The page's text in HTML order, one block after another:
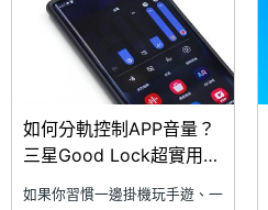
如何分軌控制APP音量？
三星Good Lock超實用技
如果你習慣一邊掛機玩手遊、一